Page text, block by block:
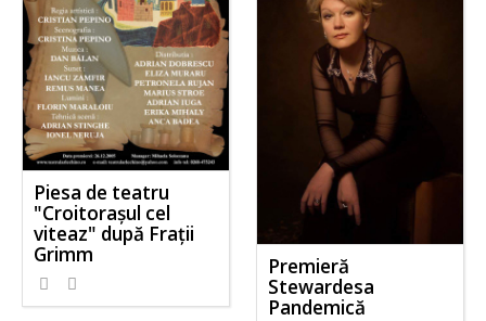
Piesa de teatru
"Croitorașul cel
viteaz" după Frații
Grimm
Premieră
Stewardesa
Pandemică